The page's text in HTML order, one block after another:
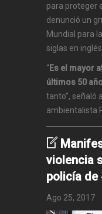
para proteger
denunció un
Mundial para
siglas en
“Es el mayor
últimos 50
tanto”, señaló
ambientalista
violencia
policía de
Ago 25, 2017